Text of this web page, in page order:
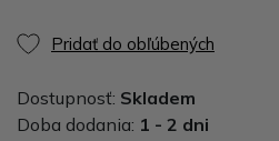
Pridať do obľúbených
Dostupnosť: Skladem
Doba dodania: 1 - 2 dni